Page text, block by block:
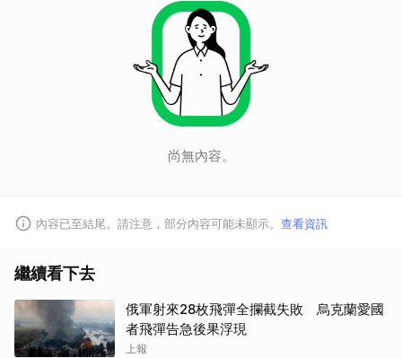
尚無內容。
內容已至結尾。請注意，部分內容可能未顯示。 查看資訊
繼續看下去
俄軍射來28枚飛彈全攔截失敗 烏克蘭愛國
者飛彈告急後果浮現
上報